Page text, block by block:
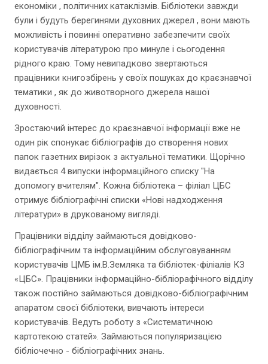
економіки , політичних катаклізмів. Бібліотеки завжди
були і будуть берегинями духовних джерел , вони мають
можливість і повинні оперативно забезпечити своїх
користувачів літературою про минуле і сьогодення
рідного краю. Тому невипадково звертаються
працівники книгозбірень у своїх пошуках до краєзнавчої
тематики , як до животворного джерела нашої
духовності.
Зростаючий інтерес до краєзнавчої інформації вже не
один рік спонукає бібліографів до створення нових
папок газетних вирізок з актуальної тематики. Щорічно
видається 4 випуски інформаційного списку "На
допомогу вчителям". Кожна бібліотека – філіал ЦБС
отримує бібліографічні списки «Нові надходження
літератури» в друкованому вигляді.
Працівники відділу займаються довідково-
бібліографічним та інформаційним обслуговуванням
користувачів ЦМБ ім.В.Земляка та бібліотек-філіалів КЗ
«ЦБС». Працівники інформаційно-бібліорафічного відділу
також постійно займаються довідково-бібліографічним
апаратом своєї бібліотеки, вивчають інтереси
користувачів. Ведуть роботу з «Систематичною
картотекою статей». Займаються популяризацією
бібліочечно - бібліографічних знань.